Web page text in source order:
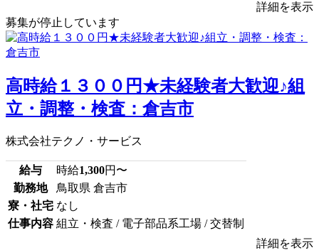
詳細を表示
募集が停止しています
高時給１３００円★未経験者大歓迎♪組
立・調整・検査：倉吉市
株式会社テクノ・サービス
給与 時給1,300円〜
勤務地
鳥取県 倉吉市
寮・社宅 なし
仕事内容 組立・検査 / 電子部品系工場 / 交替制
詳細を表示